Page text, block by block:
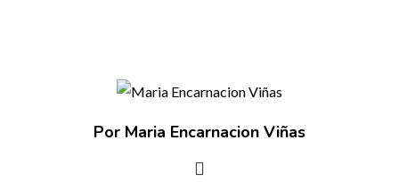
Por Maria Encarnacion Viñas